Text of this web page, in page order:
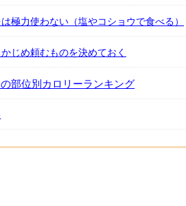
は極力使わない（塩やコショウで食べる）
じめ頼むものを決めておく
部位別カロリーランキング